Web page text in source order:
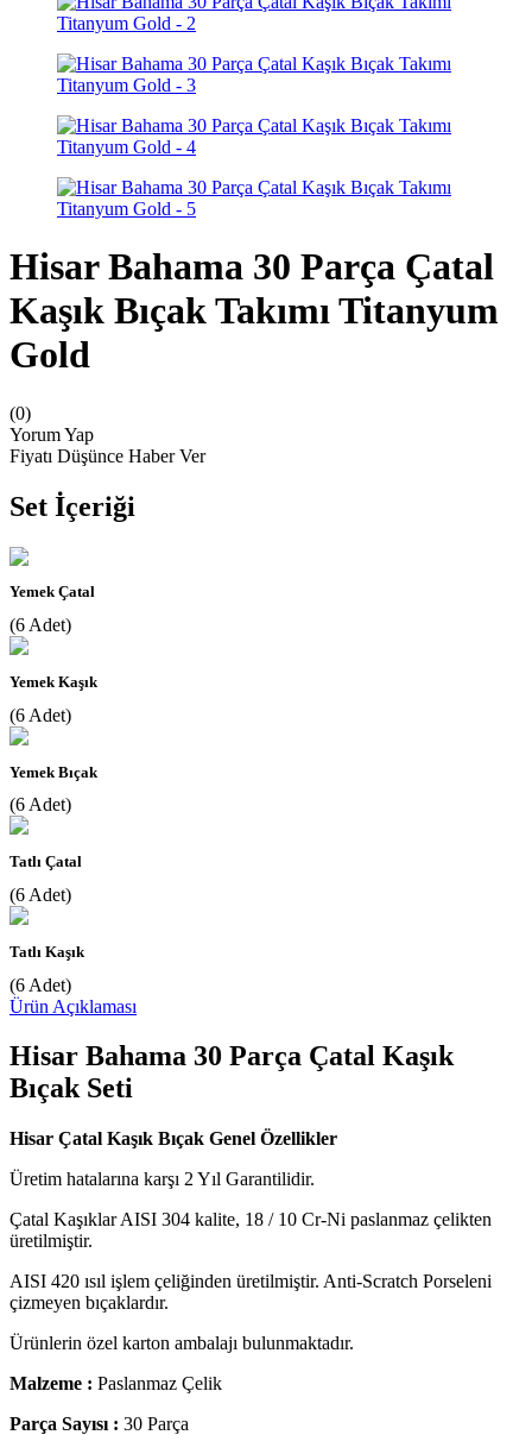
Hisar Bahama 30 Parça Çatal
Kaşık Bıçak Takımı Titanyum
Gold
(0)
Yorum Yap
Fiyatı Düşünce Haber Ver
Set İçeriği
Yemek Çatal
(6 Adet)
Yemek Kaşık
(6 Adet)
Yemek Bıçak
(6 Adet)
Tatlı Çatal
(6 Adet)
Tatlı Kaşık
(6 Adet)
Ürün Açıklaması
Hisar Bahama 30 Parça Çatal Kaşık
Bıçak Seti
Hisar Çatal Kaşık Bıçak Genel Özellikler
Üretim hatalarına karşı 2 Yıl Garantilidir.
Çatal Kaşıklar AISI 304 kalite, 18 / 10 Cr-Ni paslanmaz çelikten
üretilmiştir.
AISI 420 ısıl işlem çeliğinden üretilmiştir. Anti-Scratch Porseleni
çizmeyen bıçaklardır.
Ürünlerin özel karton ambalajı bulunmaktadır.
Malzeme : Paslanmaz Çelik
Parça Sayısı : 30 Parça